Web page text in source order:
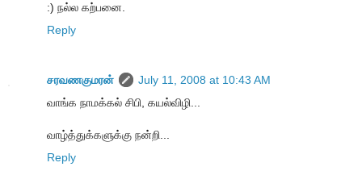
:) நல்ல கற்பனை.
Reply
சரவணகுமரன்
July 11, 2008 at 10:43 AM
வாங்க நாமக்கல் சிபி, கயல்விழி...
வாழ்த்துக்களுக்கு நன்றி...
Reply